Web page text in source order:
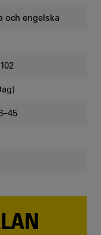
och engelska